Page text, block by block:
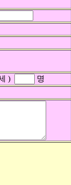
)
명